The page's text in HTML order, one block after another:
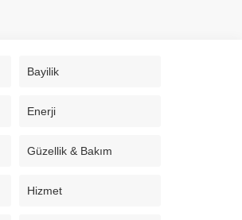
Bayilik
Enerji
Güzellik & Bakım
Hizmet